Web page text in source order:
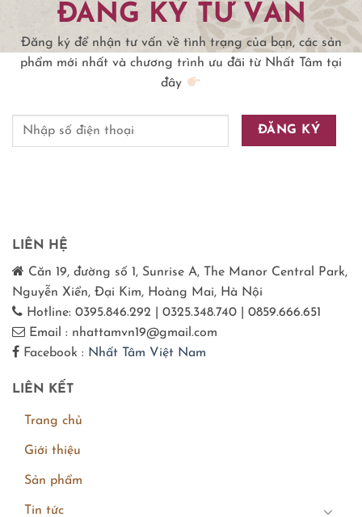
ĐĂNG KÝ TƯ VẤN
Đăng ký để nhận tư vấn về tình trạng của bạn, các sản
phẩm mới nhất và chương trình ưu đãi từ Nhất Tâm tại
đây
LIÊN HỆ
Căn 19, đường số 1, Sunrise A, The Manor Central Park,
Nguyễn Xiển, Đại Kim, Hoàng Mai, Hà Nội
Hotline: 0395.846.292 | 0325.348.740 | 0859.666.651
Email : nhattamvn19@gmail.com
Facebook : Nhất Tâm Việt Nam
LIÊN KẾT
Trang chủ
Giới thiệu
Sản phẩm
Tin tức